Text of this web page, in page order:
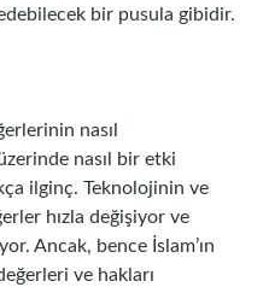
bir pusula gibidir.
nasıl
nasıl bir etki
ilginç. Teknolojinin ve
hızla değişiyor ve
Ancak, bence İslam’ın
ve hakları